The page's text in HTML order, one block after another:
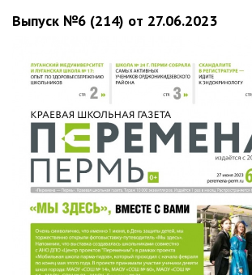
Выпуск №6 (214) от 27.06.2023